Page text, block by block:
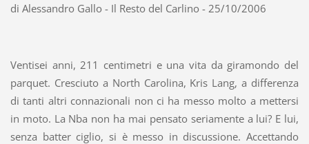
di Alessandro Gallo - Il Resto del Carlino - 25/10/2006
Ventisei anni, 211 centimetri e una vita da giramondo del
parquet. Cresciuto a North Carolina, Kris Lang, a differenza
di tanti altri connazionali non ci ha messo molto a mettersi
in moto. La Nba non ha mai pensato seriamente a lui? E lui,
senza batter ciglio, si è messo in discussione. Accettando